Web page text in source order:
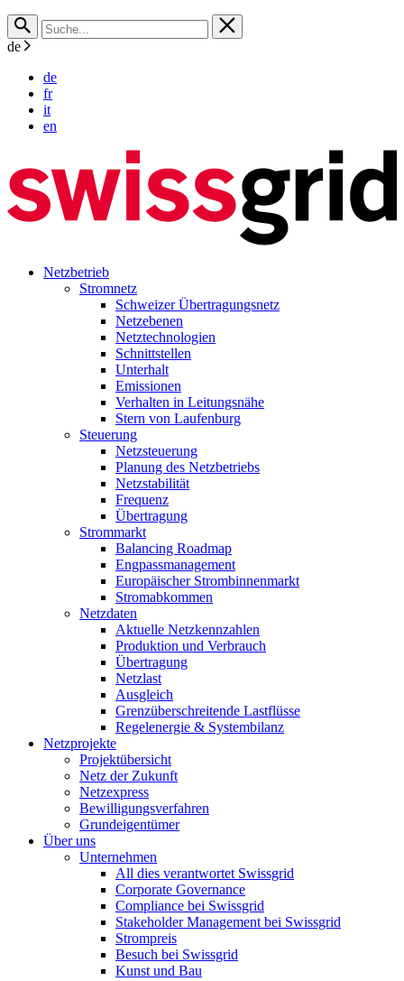
de
de
fr
it
en
Netzbetrieb
Stromnetz
Schweizer Übertragungsnetz
Netzebenen
Netztechnologien
Schnittstellen
Unterhalt
Emissionen
Verhalten in Leitungsnähe
Stern von Laufenburg
Steuerung
Netzsteuerung
Planung des Netzbetriebs
Netzstabilität
Frequenz
Übertragung
Strommarkt
Balancing Roadmap
Engpassmanagement
Europäischer Strombinnenmarkt
Stromabkommen
Netzdaten
Aktuelle Netzkennzahlen
Produktion und Verbrauch
Übertragung
Netzlast
Ausgleich
Grenzüberschreitende Lastflüsse
Regelenergie & Systembilanz
Netzprojekte
Projektübersicht
Netz der Zukunft
Netzexpress
Bewilligungsverfahren
Grundeigentümer
Über uns
Unternehmen
All dies verantwortet Swissgrid
Corporate Governance
Compliance bei Swissgrid
Stakeholder Management bei Swissgrid
Strompreis
Besuch bei Swissgrid
Kunst und Bau